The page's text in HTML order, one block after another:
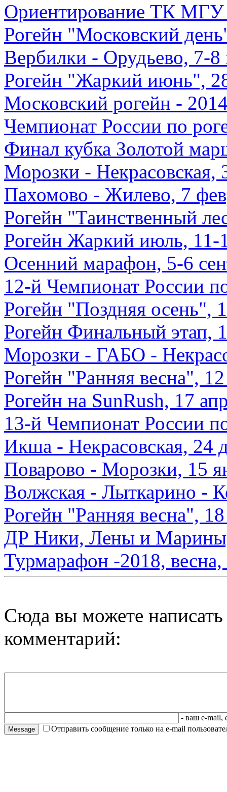
Ориентирование ТК МГУ
Рогейн "Московский
Вербилки - Орудьево, 7-
Рогейн "Жаркий июнь",
Московский рогейн -
Чемпионат России по
Финал кубка Золотой
Морозки - Некрасовская,
Пахомово - Жилево, 7
Рогейн "Таинственный
Рогейн Жаркий июль, 11-
Осенний марафон, 5-6
12-й Чемпионат России
Рогейн "Поздняя осень",
Рогейн Финальный этап,
Морозки - ГАБО -
Рогейн "Ранняя весна",
Рогейн на SunRush, 17
13-й Чемпионат России
Икша - Некрасовская, 24
Поварово - Морозки, 15
Волжская - Лыткарино -
Рогейн "Ранняя весна",
ДР Ники, Лены и
Турмарафон -2018, весна,
Сюда вы можете
комментарий:
- ваш e-mail,
Отправить сообщение только на e-mail